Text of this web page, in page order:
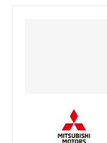
スーパーサマーセ